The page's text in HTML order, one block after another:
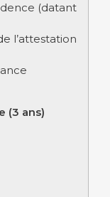
(datant
l’attestation
(3 ans)